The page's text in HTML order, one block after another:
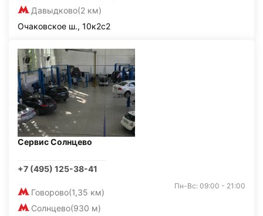
Давыдково(2 км)
Очаковское ш., 10к2с2
Сервис Солнцево
+7 (495) 125-38-41
Говорово(1,35 км)
Солнцево(930 м)
Пн-Вс: 09:00 - 21:00